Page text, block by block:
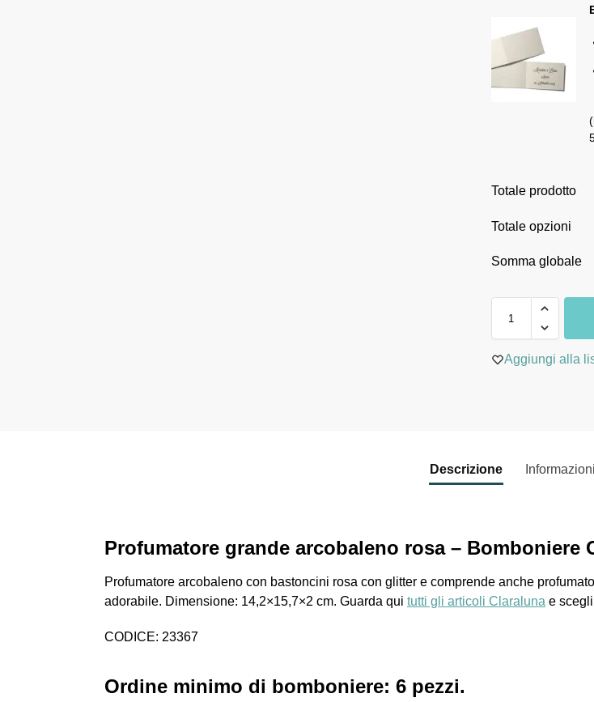
Totale prodotto
Totale opzioni
Somma globale
Aggiungi alla
Descrizione
Profumatore grande arcobaleno rosa – Bomboniere
Profumatore arcobaleno con bastoncini rosa con glitter e comprende anche
adorabile. Dimensione: 14,2×15,7×2 cm. Guarda qui tutti gli articoli Claraluna e
CODICE: 23367
Ordine minimo di bomboniere: 6 pezzi.